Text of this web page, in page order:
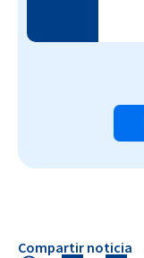
Compartir noticia